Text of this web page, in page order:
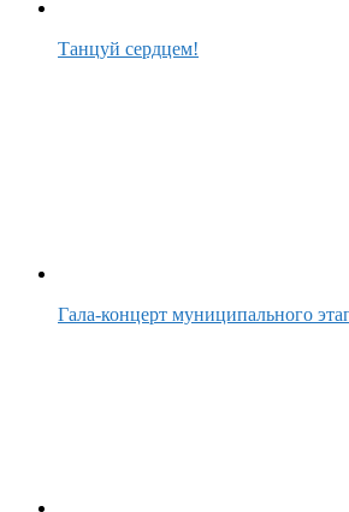
Танцуй сердцем!
Гала-концерт муниципального